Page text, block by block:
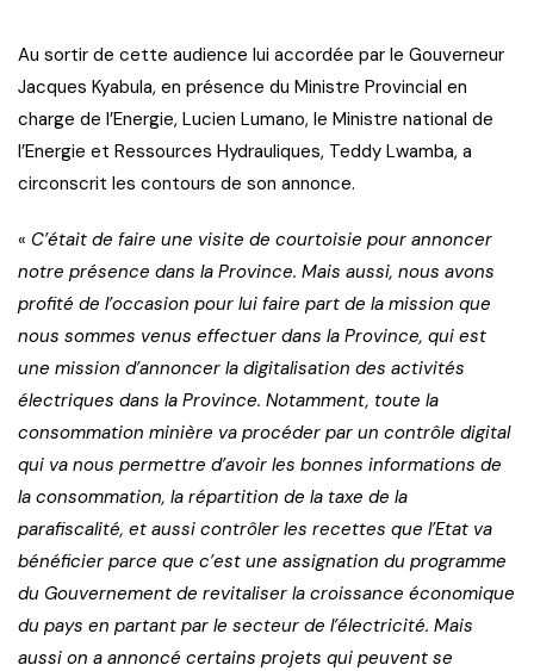
Au sortir de cette audience lui accordée par le Gouverneur
Jacques Kyabula, en présence du Ministre Provincial en
charge de l’Energie, Lucien Lumano, le Ministre national de
l’Energie et Ressources Hydrauliques, Teddy Lwamba, a
circonscrit les contours de son annonce.
« C’était de faire une visite de courtoisie pour annoncer
notre présence dans la Province. Mais aussi, nous avons
profité de l’occasion pour lui faire part de la mission que
nous sommes venus effectuer dans la Province, qui est
une mission d’annoncer la digitalisation des activités
électriques dans la Province. Notamment, toute la
consommation minière va procéder par un contrôle digital
qui va nous permettre d’avoir les bonnes informations de
la consommation, la répartition de la taxe de la
parafiscalité, et aussi contrôler les recettes que l’Etat va
bénéficier parce que c’est une assignation du programme
du Gouvernement de revitaliser la croissance économique
du pays en partant par le secteur de l’électricité. Mais
aussi on a annoncé certains projets qui peuvent se